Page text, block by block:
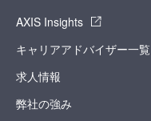
AXIS Insights
キャリアアドバイザー一覧
求人情報
弊社の強み